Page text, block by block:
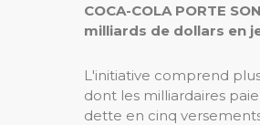
COCA-COLA PORTE
milliards de dollars en
L'initiative comprend
dont les milliardaires
dette en cinq